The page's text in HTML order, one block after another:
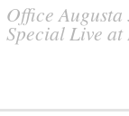
Office
Special Live at